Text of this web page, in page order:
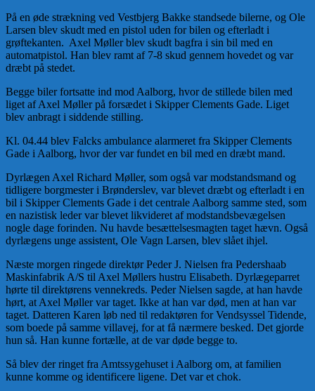
På en øde strækning ved Vestbjerg Bakke standsede bilerne, og Ole
Larsen blev skudt med en pistol uden for bilen og efterladt i
grøftekanten. Axel Møller blev skudt bagfra i sin bil med en
automatpistol. Han blev ramt af 7-8 skud gennem hovedet og var
dræbt på stedet.
Begge biler fortsatte ind mod Aalborg, hvor de stillede bilen med
liget af Axel Møller på forsædet i Skipper Clements Gade. Liget
blev anbragt i siddende stilling.
Kl. 04.44 blev Falcks ambulance alarmeret fra Skipper Clements
Gade i Aalborg, hvor der var fundet en bil med en dræbt mand.
Dyrlægen Axel Richard Møller, som også var modstandsmand og
tidligere borgmester i Brønderslev, var blevet dræbt og efterladt i en
bil i Skipper Clements Gade i det centrale Aalborg samme sted, som
en nazistisk leder var blevet likvideret af modstandsbevægelsen
nogle dage forinden. Nu havde besættelsesmagten taget hævn. Også
dyrlægens unge assistent, Ole Vagn Larsen, blev slået ihjel.
Næste morgen ringede direktør Peder J. Nielsen fra Pedershaab
Maskinfabrik A/S til Axel Møllers hustru Elisabeth. Dyrlægeparret
hørte til direktørens vennekreds. Peder Nielsen sagde, at han havde
hørt, at Axel Møller var taget. Ikke at han var død, men at han var
taget. Datteren Karen løb ned til redaktøren for Vendsyssel Tidende,
som boede på samme villavej, for at få nærmere besked. Det gjorde
hun så. Han kunne fortælle, at de var døde begge to.
Så blev der ringet fra Amtssygehuset i Aalborg om, at familien
kunne komme og identificere ligene. Det var et chok.